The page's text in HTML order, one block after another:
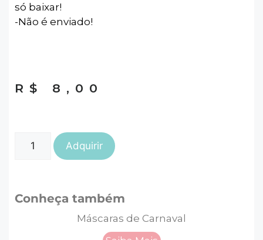
só baixar!
-Não é enviado!
R$ 8,00
Adquirir
Conheça também
Máscaras de Carnaval